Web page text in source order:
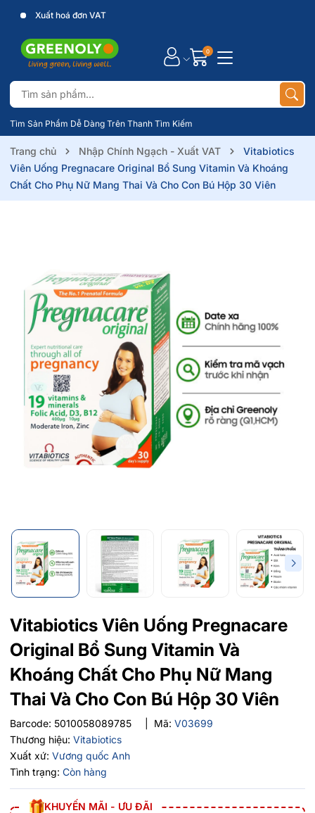
Xuất hoá đơn VAT
Tìm Sản Phẩm Dễ Dàng Trên Thanh Tìm Kiếm
0
Trang chủ Nhập Chính Ngạch - Xuất VAT
Vitabiotics
Viên Uống Pregnacare Original Bổ Sung Vitamin Và Khoáng
Chất Cho Phụ Nữ Mang Thai Và Cho Con Bú Hộp 30 Viên
Vitabiotics Viên Uống Pregnacare
Original Bổ Sung Vitamin Và
Khoáng Chất Cho Phụ Nữ Mang
Thai Và Cho Con Bú Hộp 30 Viên
Barcode: 5010058089785 Mã: V03699
Thương hiệu: Vitabiotics
Xuất xứ: Vương quốc Anh
Tình trạng: Còn hàng
KHUYẾN MÃI - ƯU ĐÃI